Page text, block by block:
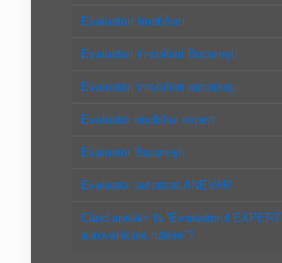
Evaluatori Imobiliari
Evaluatori imobiliari Bucureşti
Evaluatori imobiliari autorizaţi
Evaluator imobiliar expert
Evaluator Bucureşti
Evaluator autorizat ANEVAR
Când apelăm la “Evaluatorul
autovehicule rutiere”?